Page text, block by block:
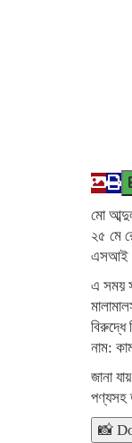
মো
২৫ মে
এসআই
এ সময়
বিরুদ্ধে
নাম:
জানা
পণ্যসহ
📸